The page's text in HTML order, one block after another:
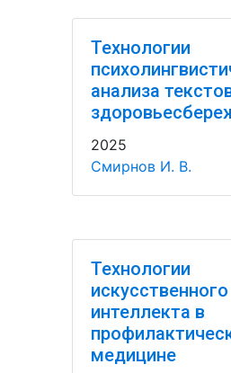
Технологии
анализа
2025
Смирнов И. В.
Технологии
искусственного
интеллекта в
медицине